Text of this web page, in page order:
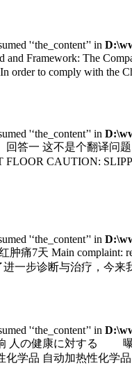
'‘the_content’' in
Framework: The
order to comply with the
'‘the_content’' in
答一 这不是个翻译问
FLOOR CAUTION:
'‘the_content’' in
肿痛7天 Main
步诊断与治疗，今来我
'‘the_content’' in
人の健康に対する
学品 自动加热性化学